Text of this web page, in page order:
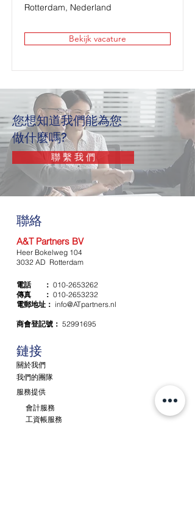
Rotterdam, Nederland
Bekijk vacature
您想知道我們能為您
做什麼嗎?
聯 繫 我 們
聯絡
A&T Partners BV
Heer Bokelweg 104
3032 AD Rotterdam
電話 ： 010-2653262
傳真 ： 010-2653232
電郵地址： info@ATpartners.nl
商會登記號： 52991695
​鏈接
關於我們
我們的團隊
服務提供
會計服務
工資帳服務